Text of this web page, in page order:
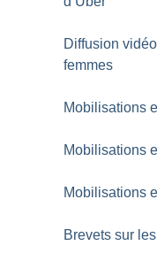
Diffusion
femmes
Mobilisations
Mobilisations
Mobilisations
Brevets sur